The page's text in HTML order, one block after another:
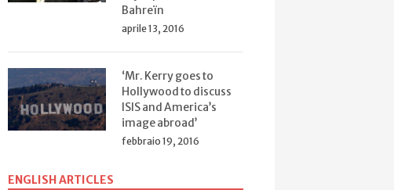
Bahreïn
aprile 13, 2016
‘Mr. Kerry goes to
Hollywood to discuss
ISIS and America’s
image abroad’
febbraio 19, 2016
ENGLISH ARTICLES